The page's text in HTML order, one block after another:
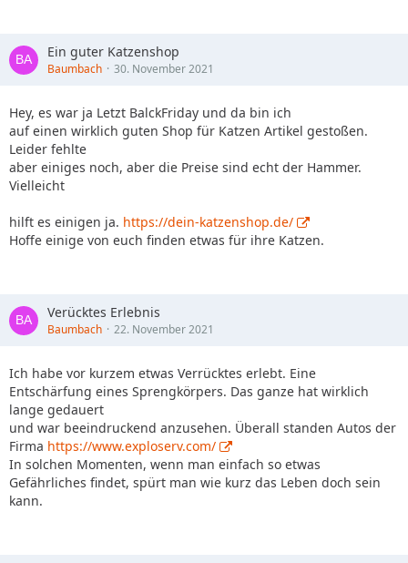
Ein guter Katzenshop
Baumbach 30. November 2021
Hey, es war ja Letzt BalckFriday und da bin ich
auf einen wirklich guten Shop für Katzen Artikel gestoßen.
Leider fehlte
aber einiges noch, aber die Preise sind echt der Hammer.
Vielleicht
hilft es einigen ja. https://dein-katzenshop.de/
Hoffe einige von euch finden etwas für ihre Katzen.
Verücktes Erlebnis
Baumbach 22. November 2021
Ich habe vor kurzem etwas Verrücktes erlebt. Eine
Entschärfung eines Sprengkörpers. Das ganze hat wirklich
lange gedauert
und war beeindruckend anzusehen. Überall standen Autos der
Firma https://www.exploserv.com/
In solchen Momenten, wenn man einfach so etwas
Gefährliches findet, spürt man wie kurz das Leben doch sein
kann.